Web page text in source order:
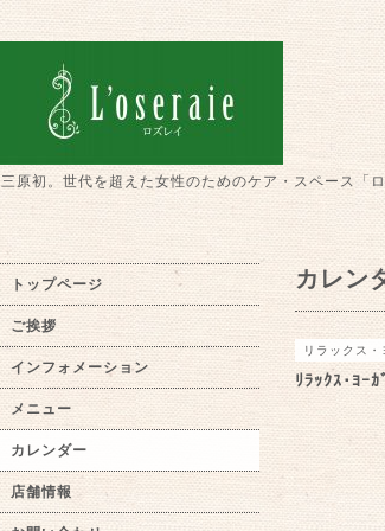
三原初。世代を超えた女性のためのケア・スペース「ロ
カレン
リラックス
ﾘﾗｯｸｽ･ﾖｰｶ
トップページ
ご挨拶
インフォメーション
メニュー
カレンダー
店舗情報